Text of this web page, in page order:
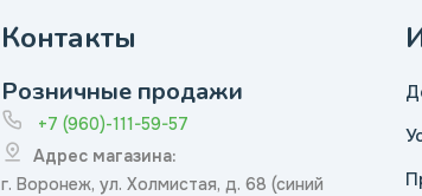
Контакты
Розничные продажи
+7 (960)-111-59-57
Адрес магазина:
г. Воронеж, ул. Холмистая, д. 68 (синий